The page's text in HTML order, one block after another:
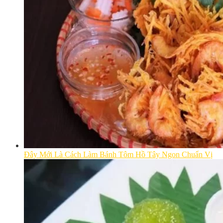
Đây Mới Là Cách Làm Bánh Tôm Hồ Tây Ngon Chuẩn Vị